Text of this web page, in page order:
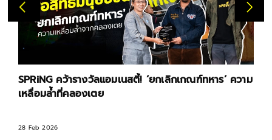
คว้ารางวัลแอมเนสตี้! ‘ยกเลิกเกณฑ์ทหาร’ ความ
ล้ำที่คลองเตย
2026
กทท. เปิ